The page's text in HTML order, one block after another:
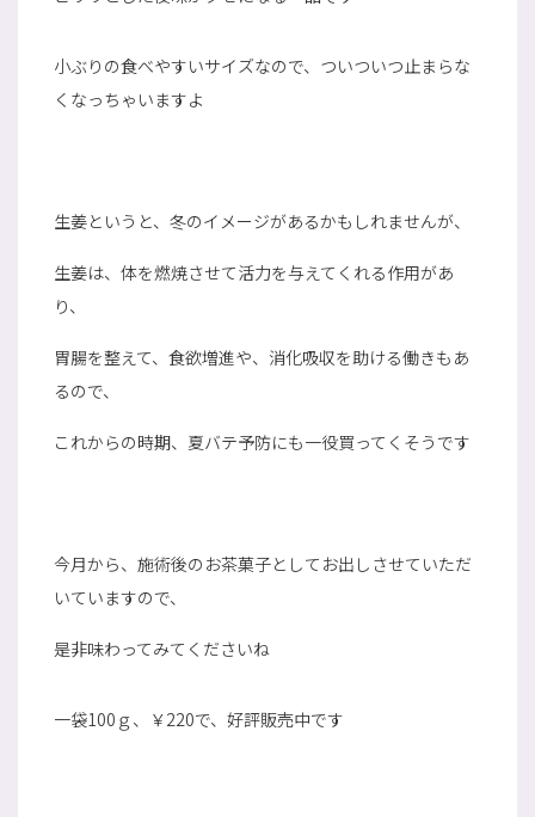
小ぶりの食べやすいサイズなので、ついついつ止まらな
くなっちゃいますよ
生姜というと、冬のイメージがあるかもしれませんが、
生姜は、体を燃焼させて活力を与えてくれる作用があ
り、
胃腸を整えて、食欲増進や、消化吸収を助ける働きもあ
るので、
これからの時期、夏バテ予防にも一役買ってくそうです
今月から、施術後のお茶菓子としてお出しさせていただ
いていますので、
是非味わってみてくださいね
一袋100ｇ、￥220で、好評販売中です